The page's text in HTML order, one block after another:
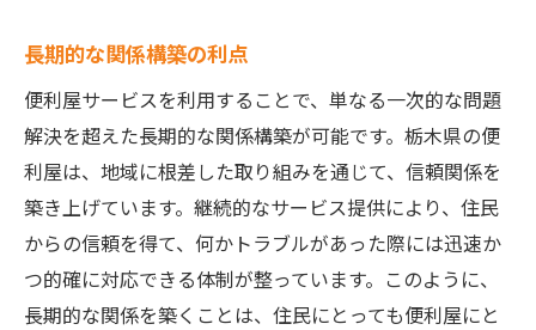
長期的な関係構築の利点
便利屋サービスを利用することで、単なる一次的な問題
解決を超えた長期的な関係構築が可能です。栃木県の便
利屋は、地域に根差した取り組みを通じて、信頼関係を
築き上げています。継続的なサービス提供により、住民
からの信頼を得て、何かトラブルがあった際には迅速か
つ的確に対応できる体制が整っています。このように、
長期的な関係を築くことは、住民にとっても便利屋にと